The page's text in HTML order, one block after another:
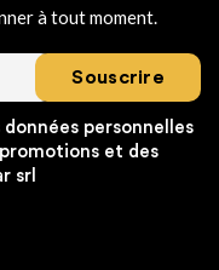
à tout moment.
Souscrire
personnelles
et des
srl